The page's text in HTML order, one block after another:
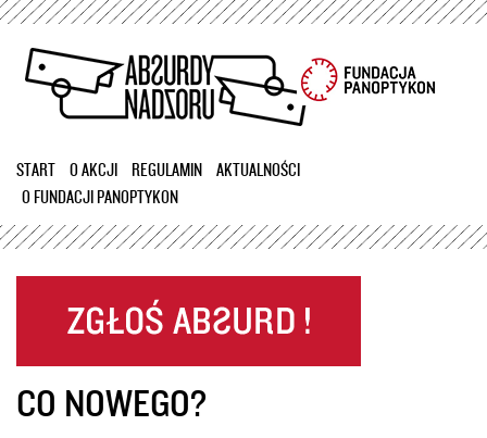
Przejdź
treści
START O AKCJI REGULAMIN
AKTUALNOŚCI
O FUNDACJI PANOPTYKON
CO NOWEGO?